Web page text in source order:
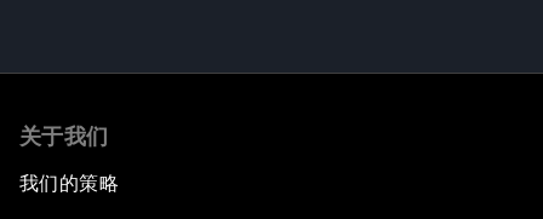
关于我们
我们的策略